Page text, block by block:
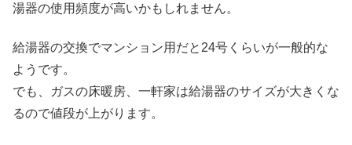
湯器の使用頻度が高いかもしれません。
給湯器の交換でマンション用だと24号くらいが一般的な
ようです。
でも、ガスの床暖房、一軒家は給湯器のサイズが大きくな
るので値段が上がります。